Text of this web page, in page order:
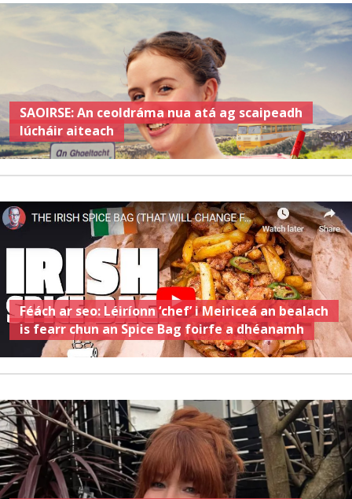
SAOIRSE: An ceoldráma nua atá ag scaipeadh
lúcháir aiteach
Féách ar seo: Léiríonn ‘chef’ i Meiriceá an bealach
is fearr chun an Spice Bag foirfe a dhéanamh